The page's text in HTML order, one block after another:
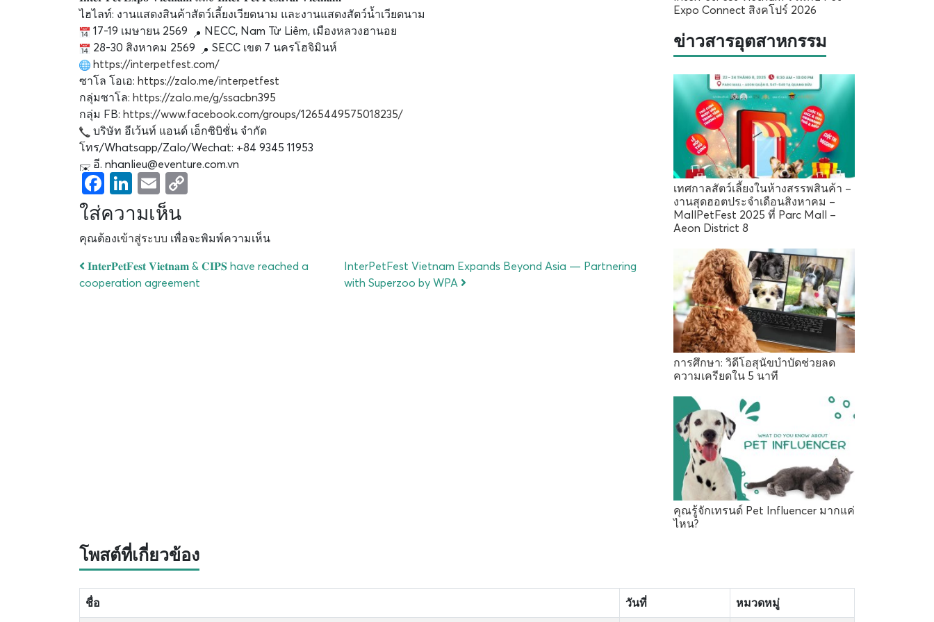
ไฮไลท์: งานแสดงสินค้าสัตว์เลี้ยงเวียดนาม และงานแสดงสัตว์น้ำเวียดนาม
17-19 เมษายน 2569
NECC, Nam Từ Liêm, เมืองหลวงฮานอย
28-30 สิงหาคม 2569
SECC เขต 7 นครโฮจิมินห์
https://interpetfest.com/
ซาโล โอเอ: https://zalo.me/interpetfest
กลุ่มซาโล: https://zalo.me/g/ssacbn395
กลุ่ม FB: https://www.facebook.com/groups/1265449575018235/
บริษัท อีเว้นท์ แอนด์ เอ็กซิบิชั่น จำกัด
โทร/Whatsapp/Zalo/Wechat: +84 9345 11953
อี. nhanlieu@eventure.com.vn
Facebook
LinkedIn
Email
ใส่ความเห็น
คุณต้องเข้าสู่ระบบ เพื่อจะพิมพ์ความเห็น
𝐈𝐧𝐭𝐞𝐫𝐏𝐞𝐭𝐅𝐞𝐬𝐭 𝐕𝐢𝐞𝐭𝐧𝐚𝐦 & 𝐂𝐈𝐏𝐒 have reached a
cooperation agreement
InterPetFest Vietnam Expands Beyond Asia — Partnering
with Superzoo by WPA
Expo Connect สิงคโปร์ 2026
ข่าวสารอุตสาหกรรม
เทศกาลสัตว์เลี้ยงในห้างสรรพสินค้า –
งานสุดฮอตประจำเดือนสิงหาคม –
MallPetFest 2025 ที่ Parc Mall –
Aeon District 8
การศึกษา: วิดีโอสุนัขบำบัดช่วยลด
ความเครียดใน 5 นาที
คุณรู้จักเทรนด์ Pet Influencer มากแค่
ไหน?
โพสต์ที่เกี่ยวข้อง
ชื่อ วันที่ หมวดหมู่